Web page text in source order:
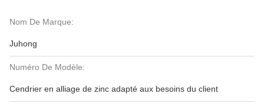
Nom De Marque:
Juhong
Numéro De Modèle:
Cendrier en alliage de zinc adapté aux besoins du client